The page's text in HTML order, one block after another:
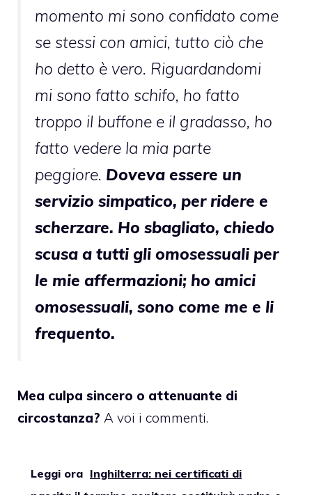
momento mi sono confidato come
se stessi con amici, tutto ciò che
ho detto è vero. Riguardandomi
mi sono fatto schifo, ho fatto
troppo il buffone e il gradasso, ho
fatto vedere la mia parte
peggiore. Doveva essere un
servizio simpatico, per ridere e
scherzare. Ho sbagliato, chiedo
scusa a tutti gli omosessuali per
le mie affermazioni; ho amici
omosessuali, sono come me e li
frequento.
Mea culpa sincero o attenuante di
circostanza? A voi i commenti.
Leggi ora Inghilterra: nei certificati di